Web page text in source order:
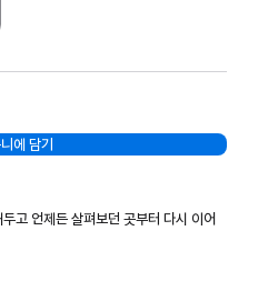
에 담기
고 언제든 살펴보던 곳부터 다시 이어